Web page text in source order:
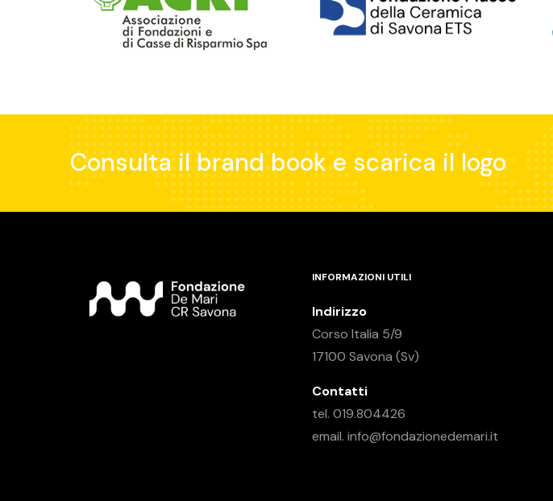
Consulta il brand book e scarica il logo
INFORMAZIONI UTILI
Indirizzo
Corso Italia 5/9
17100 Savona (Sv)
Contatti
tel. 019.804426
email. info@fondazionedemari.it